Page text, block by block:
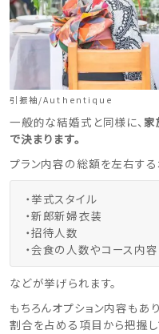
引振袖/Authentique
一般的な結婚式と同様に、家
で決まります。
プラン内容の総額を左右する
・挙式スタイル
・新郎新婦衣装
・招待人数
・会食の人数やコース内容
などが挙げられます。
もちろんオプション内容もあ
割合を占める項目から把握し